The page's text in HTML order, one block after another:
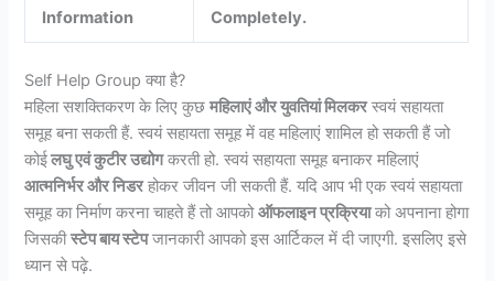
Information
Completely.
Self Help Group क्या है?
महिला सशक्तिकरण के लिए कुछमहिलाएं और युवतियां मिलकरस्वयं सहायता
समूह बना सकती हैं. स्वयं सहायता समूह में वह महिलाएं शामिल हो सकती हैं जो
कोईलघु एवं कुटीर उद्योगकरती हो. स्वयं सहायता समूह बनाकर महिलाएं
आत्मनिर्भर और निडरहोकर जीवन जी सकती हैं. यदि आप भी एक स्वयं सहायता
समूह का निर्माण करना चाहते हैं तो आपकोऑफलाइन प्रक्रियाको अपनाना होगा
जिसकीस्टेप बाय स्टेपजानकारी आपको इस आर्टिकल में दी जाएगी. इसलिए इसे
ध्यान से पढ़े.